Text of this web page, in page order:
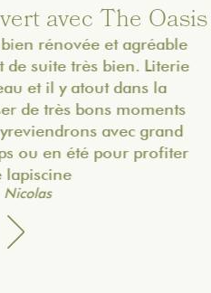
avec The
et agréable
très bien. Literie
il y atout dans la
très bons moments
avec grand
en été pour profiter